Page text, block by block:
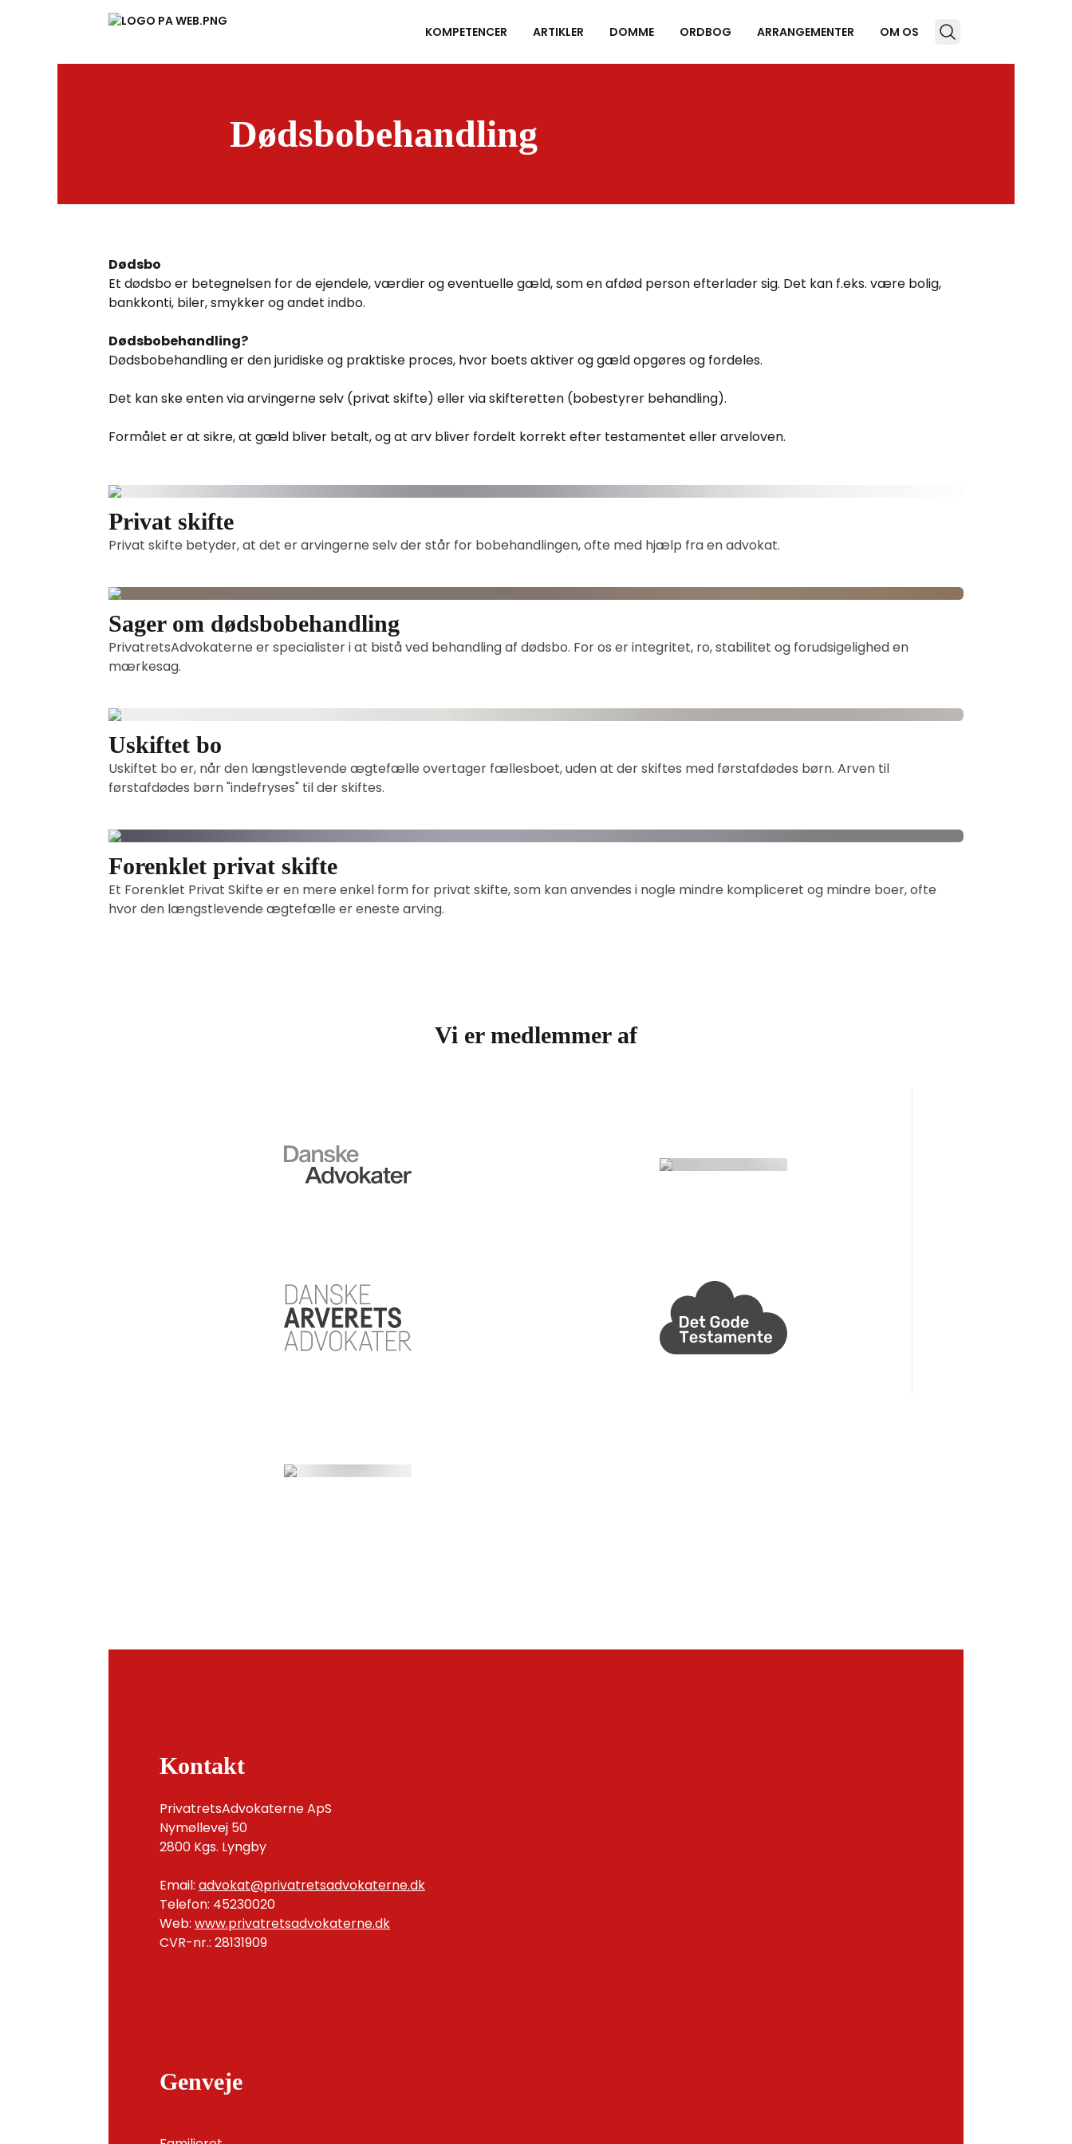
KOMPETENCER ARTIKLER DOMME ORDBOG ARRANGEMENTER OM OS
Dødsbobehandling
Dødsbo
Et dødsbo er betegnelsen for de ejendele, værdier og eventuelle gæld, som en afdød person efterlader sig. Det kan f.eks. være bolig,
bankkonti, biler, smykker og andet indbo.
Dødsbobehandling?
Dødsbobehandling er den juridiske og praktiske proces, hvor boets aktiver og gæld opgøres og fordeles.
Det kan ske enten via arvingerne selv (privat skifte) eller via skifteretten (bobestyrer behandling).
Formålet er at sikre, at gæld bliver betalt, og at arv bliver fordelt korrekt efter testamentet eller arveloven.
Privat skifte
Privat skifte betyder, at det er arvingerne selv der står for bobehandlingen, ofte med hjælp fra en advokat.
Sager om dødsbobehandling
PrivatretsAdvokaterne er specialister i at bistå ved behandling af dødsbo. For os er integritet, ro, stabilitet og forudsigelighed en
mærkesag.
Uskiftet bo
Uskiftet bo er, når den længstlevende ægtefælle overtager fællesboet, uden at der skiftes med førstafdødes børn. Arven til
førstafdødes børn "indefryses" til der skiftes.
Forenklet privat skifte
Et Forenklet Privat Skifte er en mere enkel form for privat skifte, som kan anvendes i nogle mindre kompliceret og mindre boer, ofte
hvor den længstlevende ægtefælle er eneste arving.
Vi er medlemmer af
Kontakt
PrivatretsAdvokaterne ApS
Nymøllevej 50
2800 Kgs. Lyngby
Email: advokat@privatretsadvokaterne.dk
Telefon: 45230020
Web: www.privatretsadvokaterne.dk
CVR-nr.: 28131909
Genveje